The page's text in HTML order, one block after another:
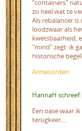
"containers"
zo heel wat te
Als rebalancer
loodzwaar als
kwetsbaarheid,
"mind" zegt: ik
historische
Antwoorden
HannaH schreef:
Een oase waar
terugkeer....